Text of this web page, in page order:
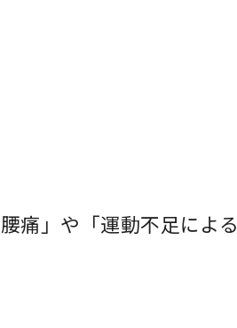
痛」や「運動不足による